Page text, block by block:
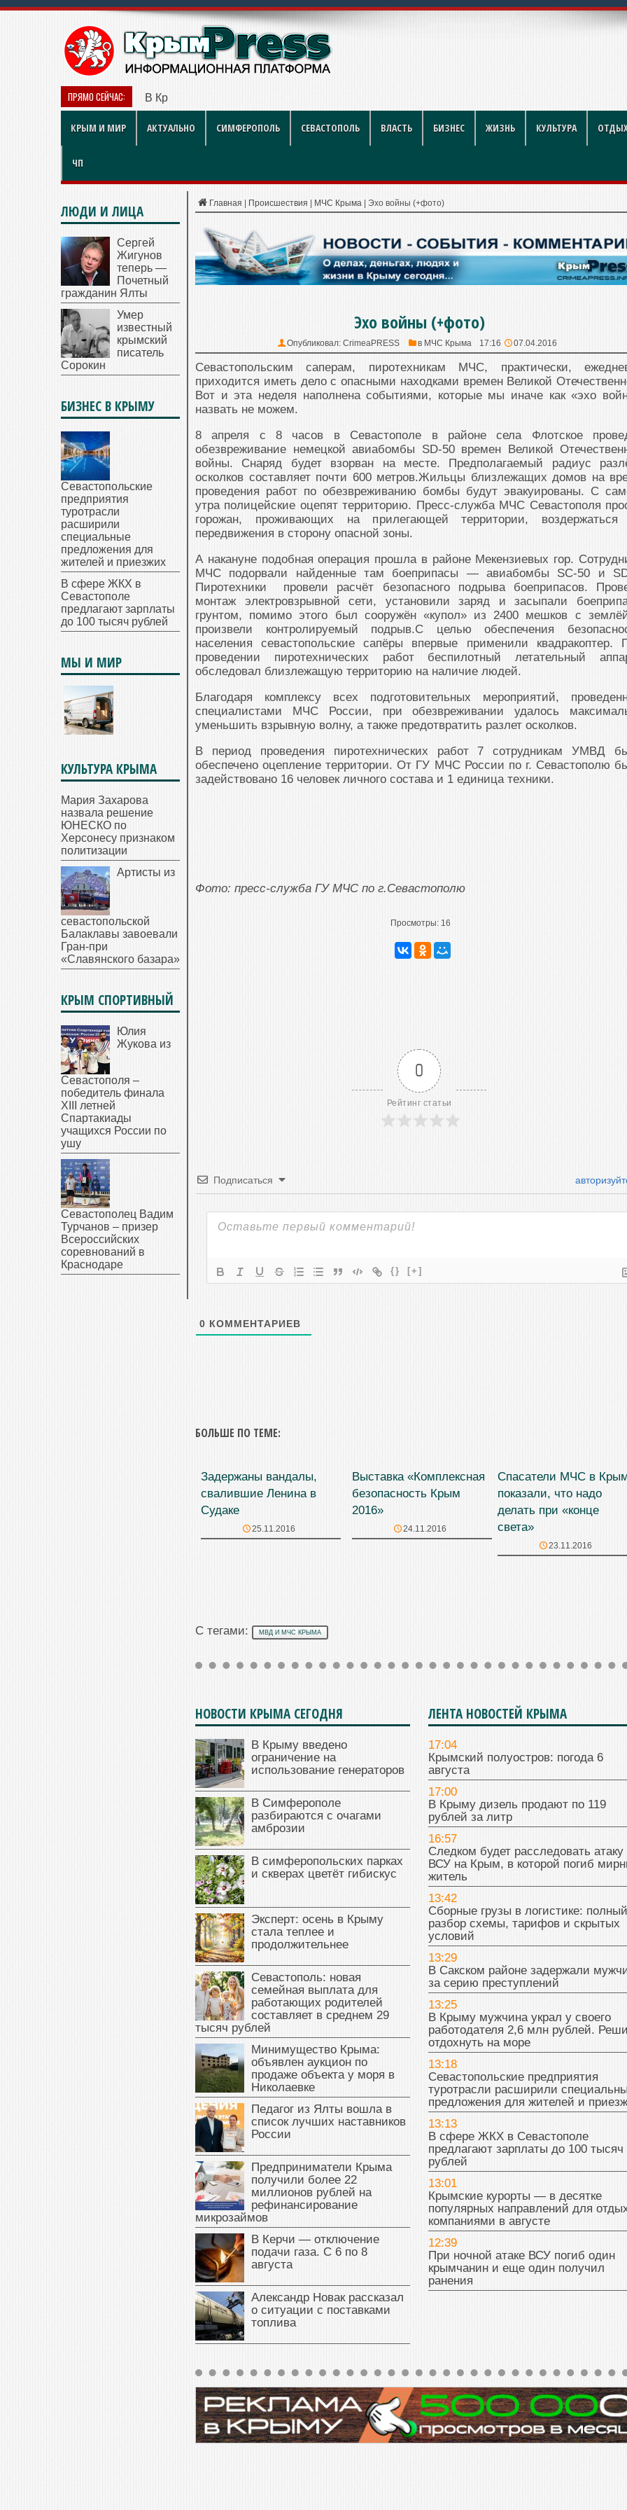
ПРЯМО СЕЙЧАС: В Крыму дизель продают по 119 рублей за литр
КРЫМ И МИР АКТУАЛЬНО СИМФЕРОПОЛЬ СЕВАСТОПОЛЬ ВЛАСТЬ БИЗНЕС ЖИЗНЬ КУЛЬТУРА
ЧП
Главная Происшествия МЧС Крыма Эхо войны (+фото)
Эхо войны (+фото)
Опубликовал: CrimeaPRESS в МЧС Крыма 17:16 07.04.2016
Севастопольским саперам, пиротехникам МЧС, практически,
приходится иметь дело с опасными находками времен Великой
Вот и эта неделя наполнена событиями, которые мы иначе как «эхо
назвать не можем.
8 апреля с 8 часов в Севастополе в районе села Флотское
обезвреживание немецкой авиабомбы SD-50 времен Великой
войны. Снаряд будет взорван на месте. Предполагаемый радиус
осколков составляет почти 600 метров.Жильцы близлежащих домов на
проведения работ по обезвреживанию бомбы будут эвакуированы. С
утра полицейские оцепят территорию. Пресс-служба МЧС Севастополя
горожан, проживающих на прилегающей территории, воздержаться
передвижения в сторону опасной зоны.
А накануне подобная операция прошла в районе Мекензиевых гор.
МЧС подорвали найденные там боеприпасы — авиабомбы SC-50 и
Пиротехники провели расчёт безопасного подрыва боеприпасов.
монтаж электровзрывной сети, установили заряд и засыпали
грунтом, помимо этого был сооружён «купол» из 2400 мешков с
произвели контролируемый подрыв.С целью обеспечения
населения севастопольские сапёры впервые применили квадракоптер.
проведении пиротехнических работ беспилотный летательный
обследовал близлежащую территорию на наличие людей.
Благодаря комплексу всех подготовительных мероприятий,
специалистами МЧС России, при обезвреживании удалось
уменьшить взрывную волну, а также предотвратить разлет осколков.
В период проведения пиротехнических работ 7 сотрудникам УМВД
обеспечено оцепление территории. От ГУ МЧС России по г. Севастополю
задействовано 16 человек личного состава и 1 единица техники.
Фото: пресс-служба ГУ МЧС по г.Севастополю
Просмотры: 16
0
Рейтинг статьи
Подписаться
{} [+]
0 КОММЕНТАРИЕВ
БОЛЬШЕ ПО ТЕМЕ:
Задержаны вандалы,
свалившие Ленина в
Судаке
25.11.2016
Выставка «Комплексная
безопасность Крым
2016»
24.11.2016
Спасатели МЧС в
показали, что надо
делать при «конце
света»
23.11.2016
С тегами: МВД И МЧС КРЫМА
НОВОСТИ КРЫМА СЕГОДНЯ
В Крыму введено
ограничение на
использование генераторов
В Симферополе
разбираются с очагами
амброзии
В симферопольских парках
и скверах цветёт гибискус
Эксперт: осень в Крыму
стала теплее и
продолжительнее
Севастополь: новая
семейная выплата для
работающих родителей
составляет в среднем 29
тысяч рублей
Минимущество Крыма:
объявлен аукцион по
продаже объекта у моря в
Николаевке
Педагог из Ялты вошла в
список лучших наставников
России
Предприниматели Крыма
получили более 22
миллионов рублей на
рефинансирование
микрозаймов
В Керчи — отключение
подачи газа. С 6 по 8
августа
Александр Новак рассказал
о ситуации с поставками
топлива
ЛЕНТА НОВОСТЕЙ КРЫМА
17:04
Крымский полуостров: погода 6
августа
17:00
В Крыму дизель продают по 119
рублей за литр
16:57
Следком будет расследовать атаку
ВСУ на Крым, в которой погиб
житель
13:42
Сборные грузы в логистике: полный
разбор схемы, тарифов и скрытых
условий
13:29
В Сакском районе задержали
за серию преступлений
13:25
В Крыму мужчина украл у своего
работодателя 2,6 млн рублей.
отдохнуть на море
13:18
Севастопольские предприятия
туротрасли расширили
предложения для жителей и
13:13
В сфере ЖКХ в Севастополе
предлагают зарплаты до 100 тысяч
рублей
13:01
Крымские курорты — в десятке
популярных направлений для
компаниями в августе
12:39
При ночной атаке ВСУ погиб один
крымчанин и еще один получил
ранения
ЛЮДИ И ЛИЦА
Сергей
Жигунов
теперь —
Почетный
гражданин Ялты
Умер
известный
крымский
писатель
Сорокин
БИЗНЕС В КРЫМУ
Севастопольские
предприятия
туротрасли
расширили
специальные
предложения для
жителей и приезжих
В сфере ЖКХ в
Севастополе
предлагают зарплаты
до 100 тысяч рублей
МЫ И МИР
КУЛЬТУРА КРЫМА
Мария Захарова
назвала решение
ЮНЕСКО по
Херсонесу признаком
политизации
Артисты из
севастопольской
Балаклавы завоевали
Гран-при
«Славянского базара»
КРЫМ СПОРТИВНЫЙ
Юлия
Жукова из
Севастополя –
победитель финала
XIII летней
Спартакиады
учащихся России по
ушу
Севастополец Вадим
Турчанов – призер
Всероссийских
соревнований в
Краснодаре